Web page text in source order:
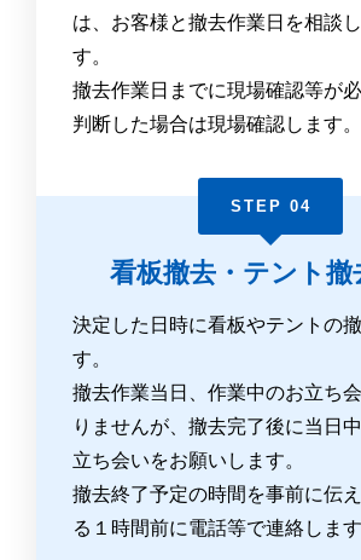
は、お客様と撤去作業日を相談
す。
撤去作業日までに現場確認等が
判断した場合は現場確認します。
STEP 04
看板撤去・テント撤
決定した日時に看板やテントの
す。
撤去作業当日、作業中のお立ち
りませんが、撤去完了後に当日
立ち会いをお願いします。
撤去終了予定の時間を事前に伝
る１時間前に電話等で連絡します